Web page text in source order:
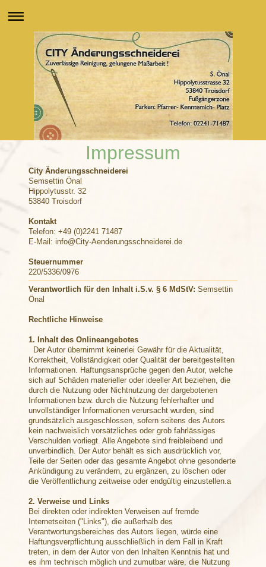
Impressum
City Änderungsschneiderei
Semsettin Önal
Hippolytusstr. 32
53840 Troisdorf
Kontakt
Telefon: +49 (0)2241 71487
E-Mail: info@City-Aenderungsschneiderei.de
Steuernummer
220/5336/0976
Verantwortlich für den Inhalt i.S.v. § 6 MdStV : Semsettin
Önal
Rechtliche Hinweise
1. Inhalt des Onlineangebotes
Der Autor übernimmt keinerlei Gewähr für die Aktualität,
Korrektheit, Vollständigkeit oder Qualität der bereitgestellten
Informationen. Haftungsansprüche gegen den Autor, welche
sich auf Schäden materieller oder ideeller Art beziehen, die
durch die Nutzung oder Nichtnutzung der dargebotenen
Informationen bzw. durch die Nutzung fehlerhafter und
unvollständiger Informationen verursacht wurden, sind
grundsätzlich ausgeschlossen, sofern seitens des Autors
kein nachweislich vorsätzliches oder grob fahrlässiges
Verschulden vorliegt. Alle Angebote sind freibleibend und
unverbindlich. Der Autor behält es sich ausdrücklich vor,
Teile der Seiten oder das gesamte Angebot ohne gesonderte
Ankündigung zu verändern, zu ergänzen, zu löschen oder
die Veröffentlichung zeitweise oder endgültig einzustellen.a
2. Verweise und Links
Bei direkten oder indirekten Verweisen auf fremde
Internetseiten ("Links"), die außerhalb des
Verantwortungsbereiches des Autors liegen, würde eine
Haftungsverpflichtung ausschließlich in dem Fall in Kraft
treten, in dem der Autor von den Inhalten Kenntnis hat und
es ihm technisch möglich und zumutbar wäre, die Nutzung